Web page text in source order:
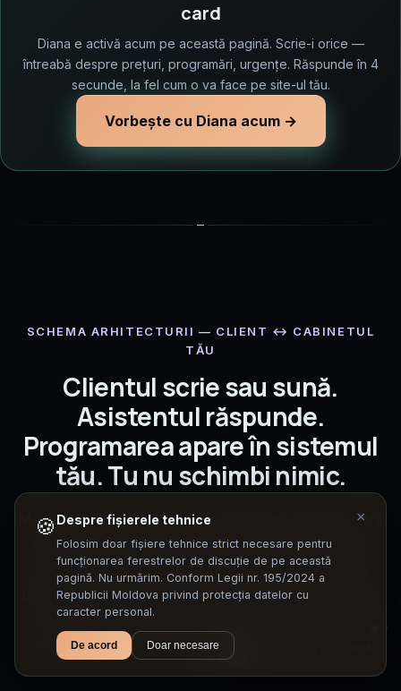
🍪 Despre fișierele tehnice
Folosim doar fișiere tehnice strict necesare pentru
funcționarea ferestrelor de discuție de pe această
pagină. Nu urmărim. Conform Legii nr. 195/2024 a
Republicii Moldova privind protecția datelor cu
caracter personal.
De acord Doar necesare
×
card
Diana e activă acum pe această pagină. Scrie-i orice —
întreabă despre prețuri, programări, urgențe. Răspunde în 4
secunde, la fel cum o va face pe site-ul tău.
Vorbește cu Diana acum →
SCHEMA ARHITECTURII — CLIENT ↔ CABINETUL
TĂU
Clientul scrie sau sună.
Asistentul răspunde.
Programarea apare în sistemul
tău. Tu nu schimbi nimic.
Mai jos — diagrama exactă a fluxului. Clientul intră
prin oricare dintre canalele lui (site, Instagram,
WhatsApp, Telegram, telefon). aichat.md preia
partea scrisă. Kallina preia partea vorbită. Hermes
coordonează. Programarea aterizează direct în
sistemul tău (iiko, Syrve, R-keeper — orice ai).